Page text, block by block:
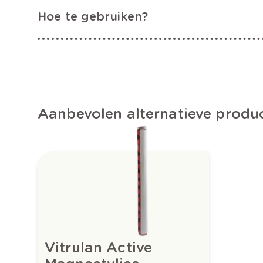
Hoe te gebruiken?
Aanbevolen alternatieve
Vitrulan Active